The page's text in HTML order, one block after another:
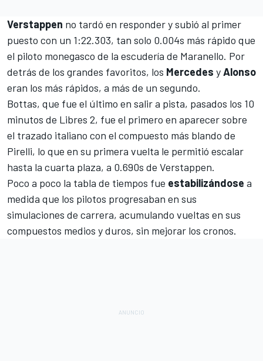
Verstappen no tardó en responder y subió al primer
puesto con un 1:22.303, tan solo 0.004s más rápido que
el piloto monegasco de la escudería de Maranello. Por
detrás de los grandes favoritos, los Mercedes yAlonso
eran los más rápidos, a más de un segundo.
Bottas, que fue el último en salir a pista, pasados los 10
minutos de Libres 2, fue el primero en aparecer sobre
el trazado italiano con el compuesto más blando de
Pirelli, lo que en su primera vuelta le permitió escalar
hasta la cuarta plaza, a 0.690s de Verstappen.
Poco a poco la tabla de tiempos fue estabilizándose a
medida que los pilotos progresaban en sus
simulaciones de carrera, acumulando vueltas en sus
compuestos medios y duros, sin mejorar los cronos.